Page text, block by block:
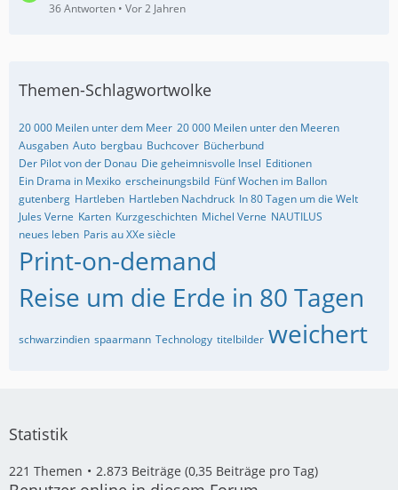
36 Antworten Vor 2 Jahren
Themen-Schlagwortwolke
20 000 Meilen unter dem Meer 20 000 Meilen unter den Meeren
Ausgaben Auto bergbau Buchcover Bücherbund
Der Pilot von der Donau Die geheimnisvolle Insel Editionen
Ein Drama in Mexiko erscheinungsbild Fünf Wochen im Ballon
gutenberg Hartleben Hartleben Nachdruck In 80 Tagen um die Welt
Jules Verne Karten Kurzgeschichten Michel Verne NAUTILUS
neues leben Paris au XXe siècle
Print-on-demand
Reise um die Erde in 80 Tagen
schwarzindien spaarmann Technology titelbilder weichert
Statistik
221 Themen 2.873 Beiträge (0,35 Beiträge pro Tag)